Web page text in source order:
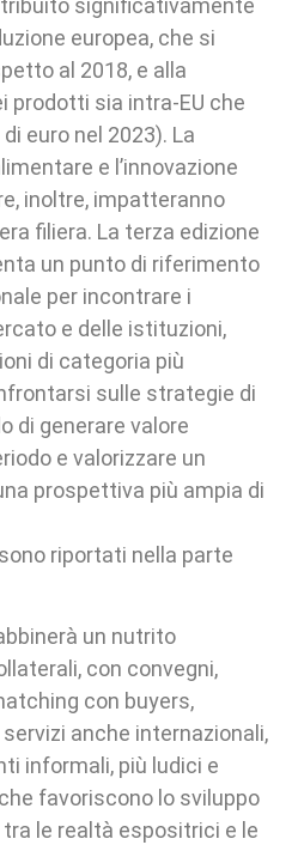
significativamente
europea, che si
al 2018, e alla
prodotti sia intra-EU che
euro nel 2023). La
e l’innovazione
inoltre, impatteranno
filiera. La terza edizione
un punto di riferimento
per incontrare i
e delle istituzioni,
di categoria più
sulle strategie di
di generare valore
e valorizzare un
prospettiva più ampia di
riportati nella parte
un nutrito
con convegni,
con buyers,
anche internazionali,
informali, più ludici e
favoriscono lo sviluppo
le realtà espositrici e le